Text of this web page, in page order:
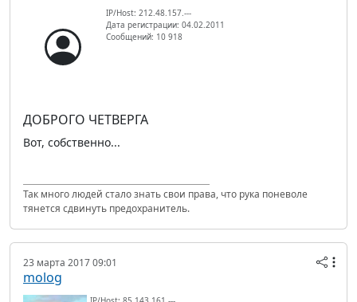
IP/Host: 212.48.157.---
Дата регистрации: 04.02.2011
Сообщений: 10 918
ДОБРОГО ЧЕТВЕРГА
Вот, собственно...
Так много людей стало знать свои права, что рука поневоле
тянется сдвинуть предохранитель.
23 марта 2017 09:01
molog